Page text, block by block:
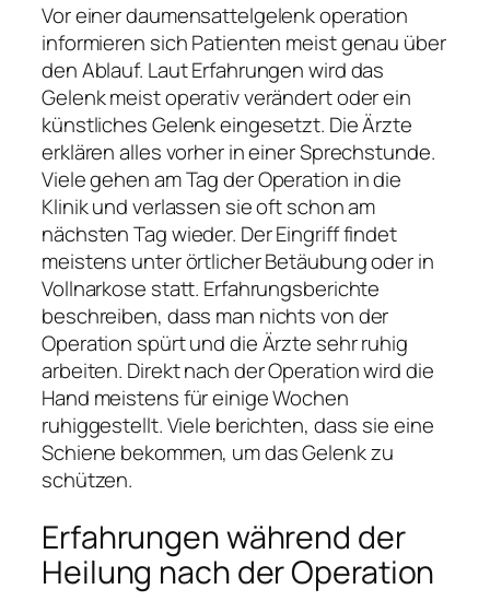
Vor einer daumensattelgelenk operation
informieren sich Patienten meist genau über
den Ablauf. Laut Erfahrungen wird das
Gelenk meist operativ verändert oder ein
künstliches Gelenk eingesetzt. Die Ärzte
erklären alles vorher in einer Sprechstunde.
Viele gehen am Tag der Operation in die
Klinik und verlassen sie oft schon am
nächsten Tag wieder. Der Eingriff findet
meistens unter örtlicher Betäubung oder in
Vollnarkose statt. Erfahrungsberichte
beschreiben, dass man nichts von der
Operation spürt und die Ärzte sehr ruhig
arbeiten. Direkt nach der Operation wird die
Hand meistens für einige Wochen
ruhiggestellt. Viele berichten, dass sie eine
Schiene bekommen, um das Gelenk zu
schützen.
Erfahrungen während der
Heilung nach der Operation